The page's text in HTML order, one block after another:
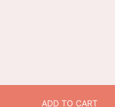
ADD TO CART